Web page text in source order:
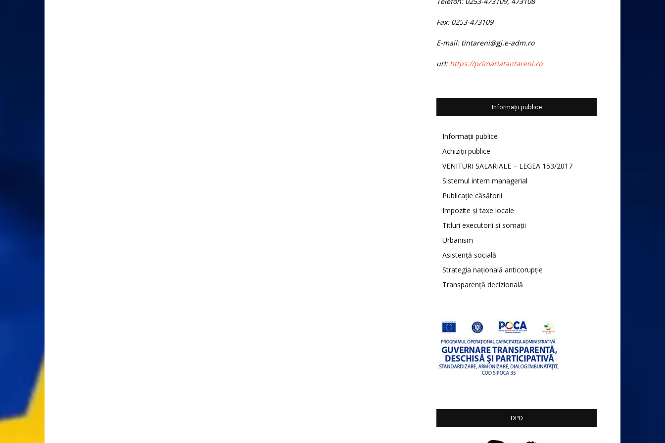
Fax: 0253-473109
E-mail: tintareni@gj.e-adm.ro
url: https://primariatantareni.ro
Informații publice
Informații publice
Achiziții publice
VENITURI SALARIALE – LEGEA 153/2017
Sistemul intern managerial
Publicație căsătorii
Impozite și taxe locale
Titluri executorii și somații
Urbanism
Asistență socială
Strategia națională anticorupție
Transparență decizională
DPO